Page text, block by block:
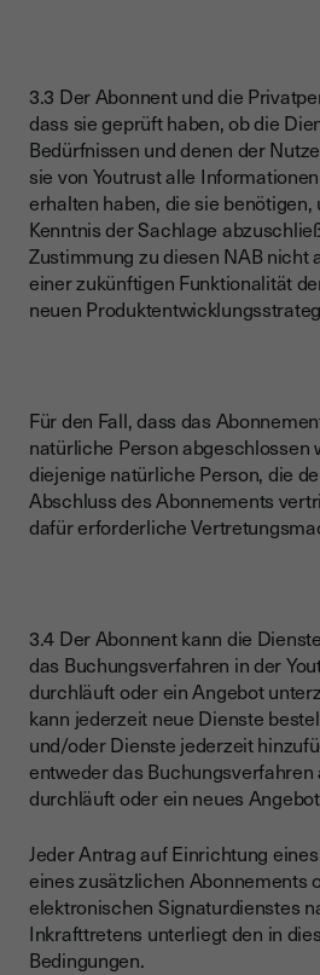
3.3 Der Abonnent und die
dass sie geprüft haben, ob die
Bedürfnissen und denen der
sie von Youtrust alle
erhalten haben, die sie benötigen,
Kenntnis der Sachlage
Zustimmung zu diesen NAB nicht
einer zukünftigen Funktionalität
neuen
Für den Fall, dass das
natürliche Person abgeschlossen
diejenige natürliche Person, die
Abschluss des Abonnements
dafür erforderliche
3.4 Der Abonnent kann die
das Buchungsverfahren in der
durchläuft oder ein Angebot
kann jederzeit neue Dienste
und/oder Dienste jederzeit
entweder das
durchläuft oder ein neues
Jeder Antrag auf Einrichtung
eines zusätzlichen Abonnements
elektronischen Signaturdienstes
Inkrafttretens unterliegt den in
Bedingungen.